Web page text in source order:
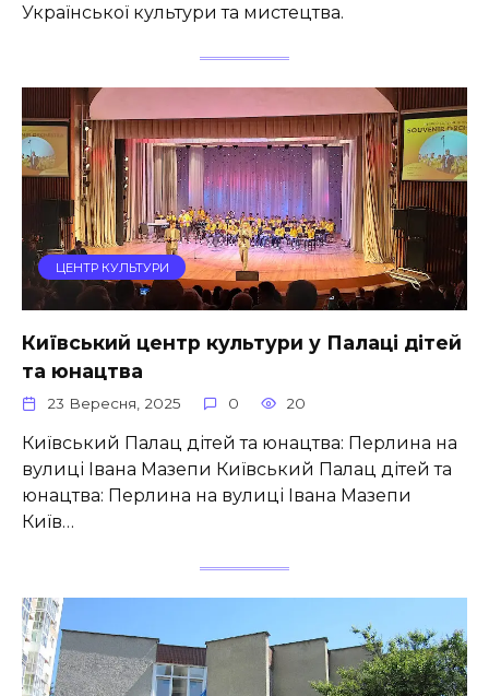
Української культури та мистецтва.
ЦЕНТР КУЛЬТУРИ
Київський центр культури у Палаці дітей
та юнацтва
23 Вересня, 2025 0 20
Київський Палац дітей та юнацтва: Перлина на
вулиці Івана Мазепи Київський Палац дітей та
юнацтва: Перлина на вулиці Івана Мазепи
Київ…